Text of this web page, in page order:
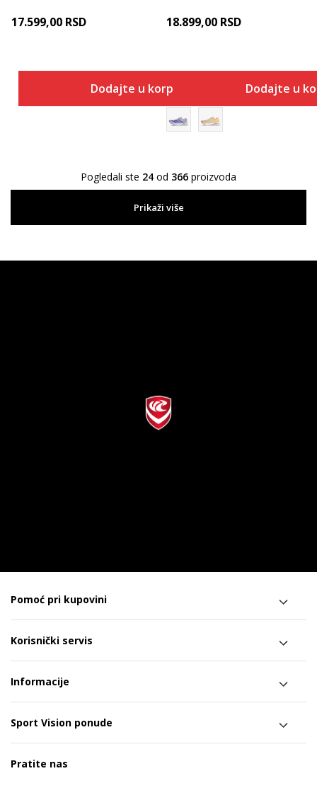
17.599,00 RSD
Dodajte u korpu
18.899,00 RSD
Dodajte u
Pogledali ste 24 od 366 proizvoda
Prikaži više
Pomoć pri kupovini
Korisnički servis
Informacije
Sport Vision ponude
Pratite nas